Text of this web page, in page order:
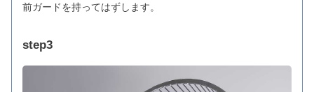
前ガードを持ってはずします。
step3